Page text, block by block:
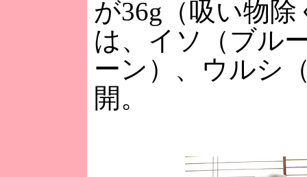
が36g（吸い物
は、イソ（ブル
ーン）、ウルシ
開。